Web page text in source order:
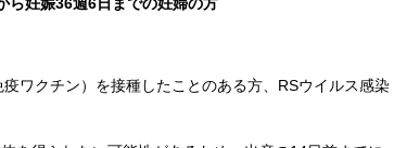
ワクチン）を接種したことのある方、RSウイルス感染